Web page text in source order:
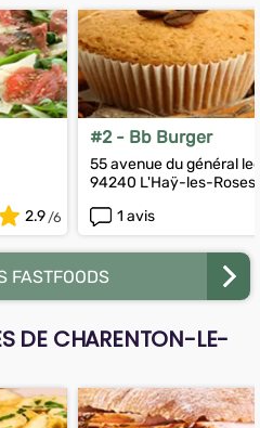
2.9
#2 - Bb Burger
55 avenue du général
94240 L'Haÿ-les-Roses
1 avis
FASTFOODS
DE CHARENTON-LE-